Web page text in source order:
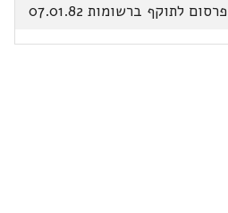
פרסום לתוקף ברשומות 07.01.82